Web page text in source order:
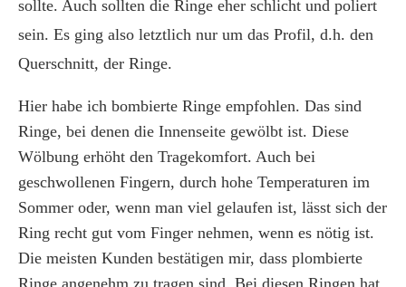
sollte. Auch sollten die Ringe eher schlicht und poliert
sein. Es ging also letztlich nur um das Profil, d.h. den
Querschnitt, der Ringe.
Hier habe ich bombierte Ringe empfohlen. Das sind
Ringe, bei denen die Innenseite gewölbt ist. Diese
Wölbung erhöht den Tragekomfort. Auch bei
geschwollenen Fingern, durch hohe Temperaturen im
Sommer oder, wenn man viel gelaufen ist, lässt sich der
Ring recht gut vom Finger nehmen, wenn es nötig ist.
Die meisten Kunden bestätigen mir, dass plombierte
Ringe angenehm zu tragen sind. Bei diesen Ringen hat